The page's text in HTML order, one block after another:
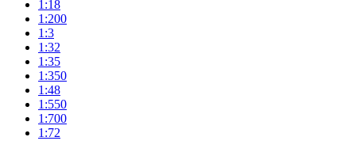
1:18
1:200
1:3
1:32
1:35
1:350
1:48
1:550
1:700
1:72